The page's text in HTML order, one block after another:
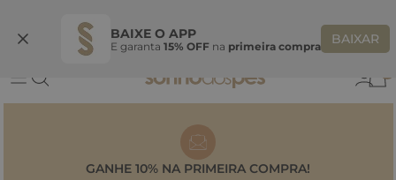
BAIXE O APP
E garanta 15% OFF na primeira compra BAIXAR
Ganhe 10% OFF na coleção utilizando o código do seu vendedor*
GANHE 10% NA PRIMEIRA COMPRA!